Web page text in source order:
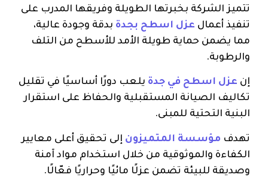
تتميز الشركة بخبرتها الطويلة وفريقها المدرب على
تنفيذ أعمال عزل اسطح بجدة بدقة وجودة عالية،
مما يضمن حماية طويلة الأمد للأسطح من التلف
والرطوبة.
إن عزل اسطح في جدة يلعب دورًا أساسيًا في تقليل
تكاليف الصيانة المستقبلية والحفاظ على استقرار
البنية التحتية للمبنى.
تهدف مؤسسة المتميزون إلى تحقيق أعلى معايير
الكفاءة والموثوقية من خلال استخدام مواد آمنة
وصديقة للبيئة تضمن عزلًا مائيًا وحراريًا فعّالًا.